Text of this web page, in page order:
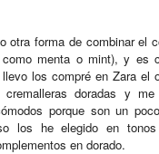
otra forma de combinar el
como menta o mint), y es
los compré en Zara el
cremalleras doradas y
porque son un
los he elegido en tonos
en dorado.